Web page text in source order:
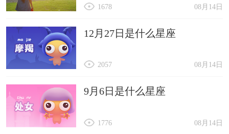
08月14日
1678
12月27日是什么星座
08月14日
2057
9月6日是什么星座
08月14日
1776